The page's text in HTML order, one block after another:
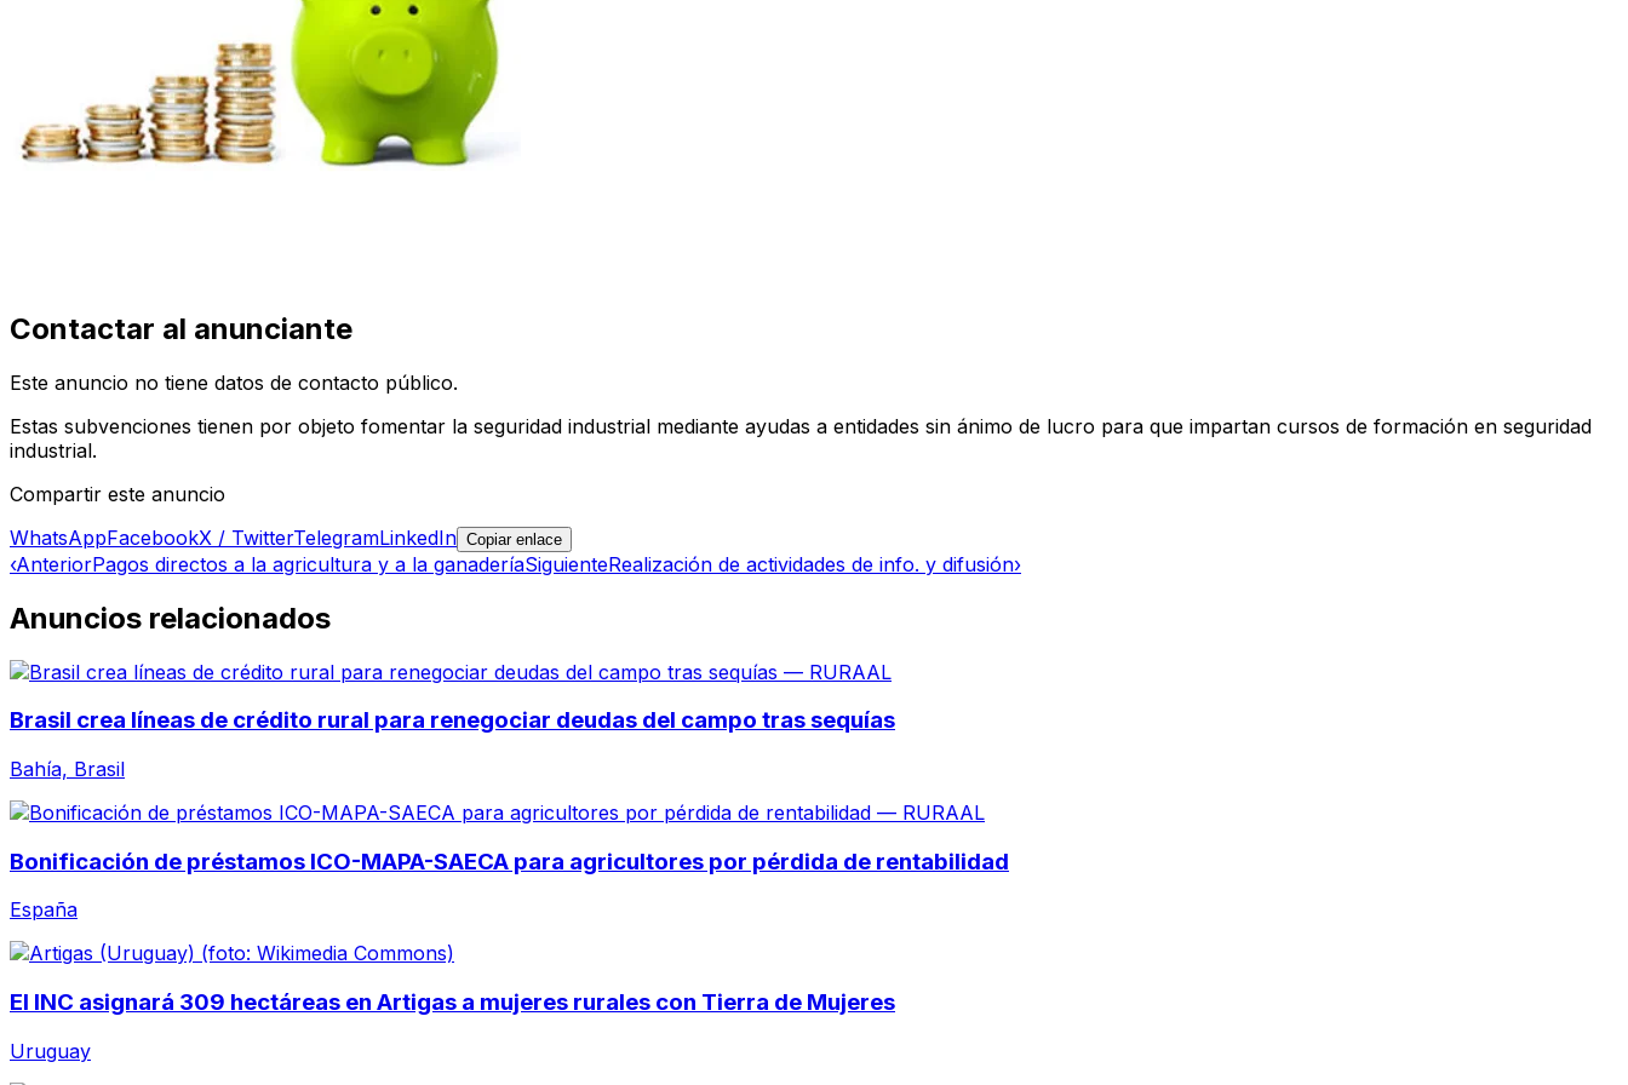
Contactar al anunciante
Este anuncio no tiene datos de contacto público.
Estas subvenciones tienen por objeto fomentar la seguridad industrial mediante ayudas a entidades sin ánimo de lucro para que impartan cursos de formación en seguridad
industrial.
Compartir este anuncio
WhatsAppFacebookX / TwitterTelegramLinkedIn Copiar enlace
‹AnteriorPagos directos a la agricultura y a la ganaderíaSiguienteRealización de actividades de info. y difusión›
Anuncios relacionados
Brasil crea líneas de crédito rural para renegociar deudas del campo tras sequías
Bahía, Brasil
Bonificación de préstamos ICO-MAPA-SAECA para agricultores por pérdida de rentabilidad
España
El INC asignará 309 hectáreas en Artigas a mujeres rurales con Tierra de Mujeres
Uruguay